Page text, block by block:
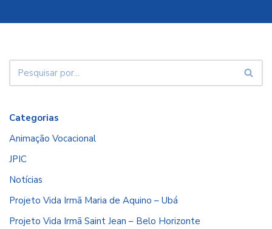
Categorias
Animação Vocacional
JPIC
Notícias
Projeto Vida Irmã Maria de Aquino – Ubá
Projeto Vida Irmã Saint Jean – Belo Horizonte